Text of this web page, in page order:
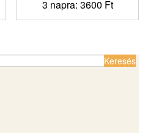
3 napra: 3600 Ft